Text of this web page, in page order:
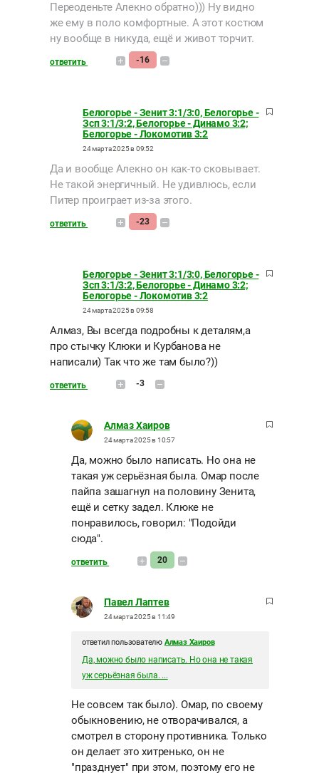
Переоденьте Алекно обратно))) Ну видно
же ему в поло комфортные. А этот костюм
ну вообще в никуда, ещё и живот торчит.
ответить -16
Белогорье - Зенит 3:1/3:0, Белогорье -
Зсп 3:1/3:2, Белогорье - Динамо 3:2;
Белогорье - Локомотив 3:2
24 марта 2025 в 09:52
Да и вообще Алекно он как-то сковывает.
Не такой энергичный. Не удивлюсь, если
Питер проиграет из-за этого.
ответить -23
Белогорье - Зенит 3:1/3:0, Белогорье -
Зсп 3:1/3:2, Белогорье - Динамо 3:2;
Белогорье - Локомотив 3:2
24 марта 2025 в 09:58
Алмаз, Вы всегда подробны к деталям,а
про стычку Клюки и Курбанова не
написали) Так что же там было?))
ответить -3
Алмаз Хаиров
24 марта 2025 в 10:57
Да, можно было написать. Но она не
такая уж серьёзная была. Омар после
пайпа зашагнул на половину Зенита,
ещё и сетку задел. Клюке не
понравилось, говорил: "Подойди
сюда".
ответить 20
Павел Лаптев
24 марта 2025 в 11:49
ответил пользователю Алмаз Хаиров
Да, можно было написать. Но она не такая
уж серьёзная была. ...
Не совсем так было). Омар, по своему
обыкновению, не отворачивался, а
смотрел в сторону противника. Только
он делает это хитренько, он не
"празднует" при этом, поэтому его не